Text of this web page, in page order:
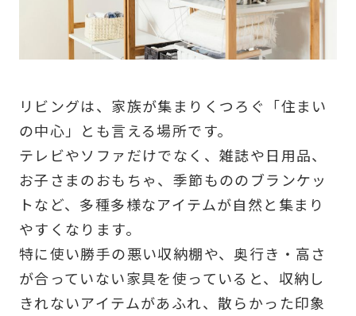
リビングは、家族が集まりくつろぐ「住まい
の中心」とも言える場所です。
テレビやソファだけでなく、雑誌や日用品、
お子さまのおもちゃ、季節もののブランケッ
トなど、多種多様なアイテムが自然と集まり
やすくなります。
特に使い勝手の悪い収納棚や、奥行き・高さ
が合っていない家具を使っていると、収納し
きれないアイテムがあふれ、散らかった印象